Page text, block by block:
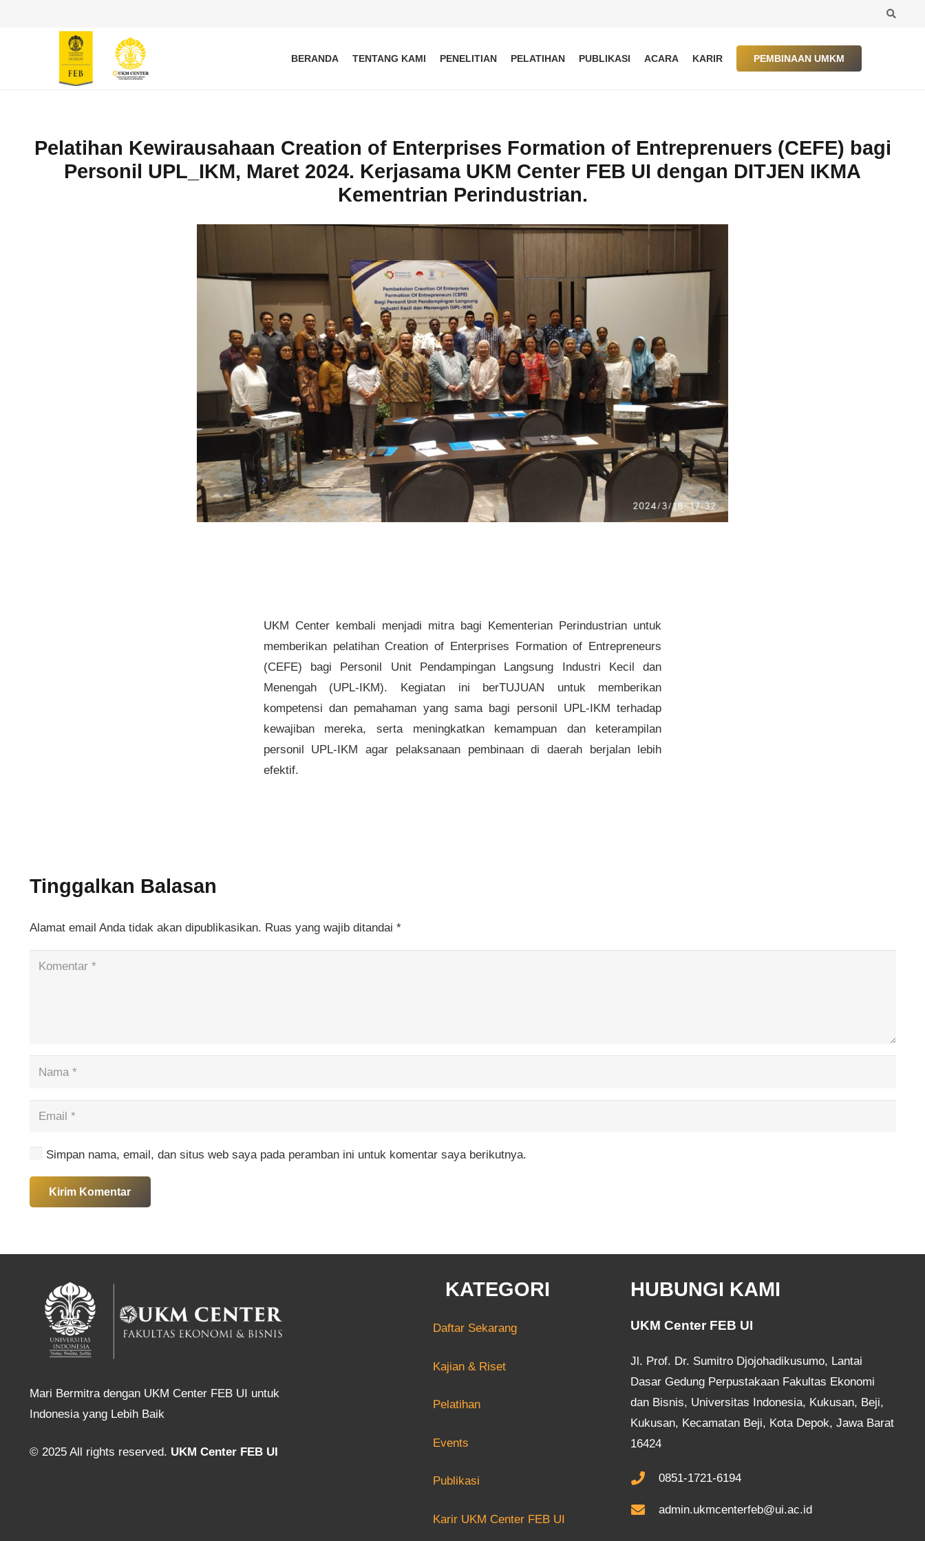
BERANDA TENTANG KAMI PENELITIAN PELATIHAN PUBLIKASI ACARA KARIR PEMBINAAN UMKM
Pelatihan Kewirausahaan Creation of Enterprises Formation of Entreprenuers (CEFE) bagi
Personil UPL_IKM, Maret 2024. Kerjasama UKM Center FEB UI dengan DITJEN IKMA
Kementrian Perindustrian.
UKM Center kembali menjadi mitra bagi Kementerian Perindustrian untuk
memberikan pelatihan Creation of Enterprises Formation of Entrepreneurs
(CEFE) bagi Personil Unit Pendampingan Langsung Industri Kecil dan
Menengah (UPL-IKM). Kegiatan ini berTUJUAN untuk memberikan
kompetensi dan pemahaman yang sama bagi personil UPL-IKM terhadap
kewajiban mereka, serta meningkatkan kemampuan dan keterampilan
personil UPL-IKM agar pelaksanaan pembinaan di daerah berjalan lebih
efektif.
Tinggalkan Balasan
Alamat email Anda tidak akan dipublikasikan. Ruas yang wajib ditandai *
Simpan nama, email, dan situs web saya pada peramban ini untuk komentar saya berikutnya.
Kirim Komentar
Mari Bermitra dengan UKM Center FEB UI untuk
Indonesia yang Lebih Baik
© 2025 All rights reserved. UKM Center FEB UI
KATEGORI
Daftar Sekarang
Kajian & Riset
Pelatihan
Events
Publikasi
Karir UKM Center FEB UI
HUBUNGI KAMI
UKM Center FEB UI
Jl. Prof. Dr. Sumitro Djojohadikusumo, Lantai
Dasar Gedung Perpustakaan Fakultas Ekonomi
dan Bisnis, Universitas Indonesia, Kukusan, Beji,
Kukusan, Kecamatan Beji, Kota Depok, Jawa Barat
16424
0851-1721-6194
admin.ukmcenterfeb@ui.ac.id